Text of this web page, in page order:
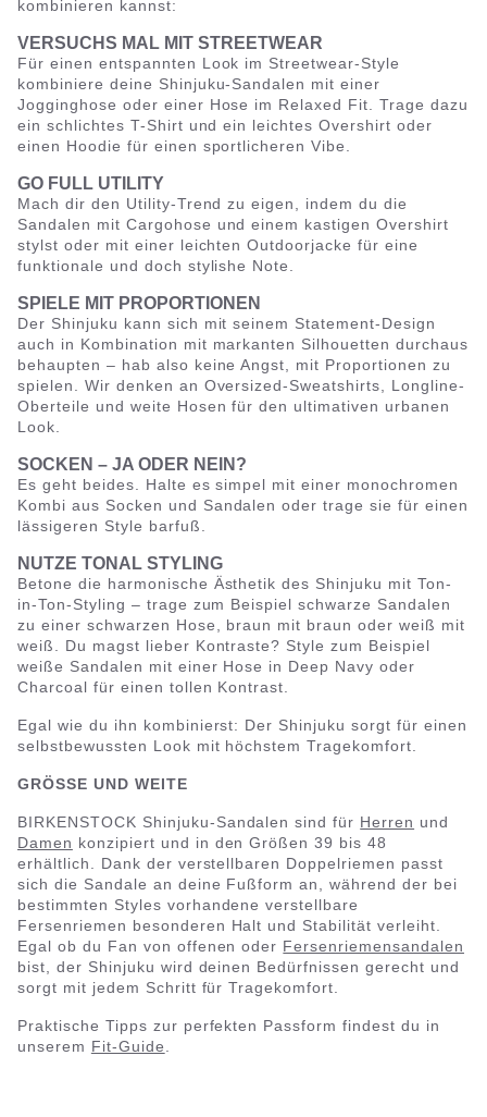
kombinieren kannst:
VERSUCHS MAL MIT STREETWEAR
Für einen entspannten Look im Streetwear-Style
kombiniere deine Shinjuku-Sandalen mit einer
Jogginghose oder einer Hose im Relaxed Fit. Trage dazu
ein schlichtes T-Shirt und ein leichtes Overshirt oder
einen Hoodie für einen sportlicheren Vibe.
GO FULL UTILITY
Mach dir den Utility-Trend zu eigen, indem du die
Sandalen mit Cargohose und einem kastigen Overshirt
stylst oder mit einer leichten Outdoorjacke für eine
funktionale und doch stylishe Note.
SPIELE MIT PROPORTIONEN
Der Shinjuku kann sich mit seinem Statement-Design
auch in Kombination mit markanten Silhouetten durchaus
behaupten – hab also keine Angst, mit Proportionen zu
spielen. Wir denken an Oversized-Sweatshirts, Longline-
Oberteile und weite Hosen für den ultimativen urbanen
Look.
SOCKEN – JA ODER NEIN?
Es geht beides. Halte es simpel mit einer monochromen
Kombi aus Socken und Sandalen oder trage sie für einen
lässigeren Style barfuß.
NUTZE TONAL STYLING
Betone die harmonische Ästhetik des Shinjuku mit Ton-
in-Ton-Styling – trage zum Beispiel schwarze Sandalen
zu einer schwarzen Hose, braun mit braun oder weiß mit
weiß. Du magst lieber Kontraste? Style zum Beispiel
weiße Sandalen mit einer Hose in Deep Navy oder
Charcoal für einen tollen Kontrast.
Egal wie du ihn kombinierst: Der Shinjuku sorgt für einen
selbstbewussten Look mit höchstem Tragekomfort.
GRÖSSE UND WEITE
BIRKENSTOCK Shinjuku-Sandalen sind für Herren und
Damen konzipiert und in den Größen 39 bis 48
erhältlich. Dank der verstellbaren Doppelriemen passt
sich die Sandale an deine Fußform an, während der bei
bestimmten Styles vorhandene verstellbare
Fersenriemen besonderen Halt und Stabilität verleiht.
Egal ob du Fan von offenen oder Fersenriemensandalen
bist, der Shinjuku wird deinen Bedürfnissen gerecht und
sorgt mit jedem Schritt für Tragekomfort.
Praktische Tipps zur perfekten Passform findest du in
unserem Fit-Guide